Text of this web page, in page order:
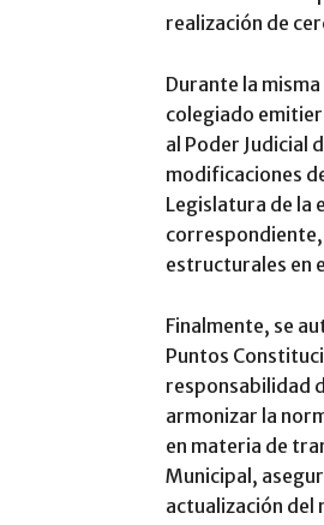
realización de
Durante la
colegiado
al Poder Judicial
modificaciones
Legislatura de la
correspondiente,
estructurales en
Finalmente, se
Puntos
responsabilidad
armonizar la
en materia de
Municipal,
actualización del